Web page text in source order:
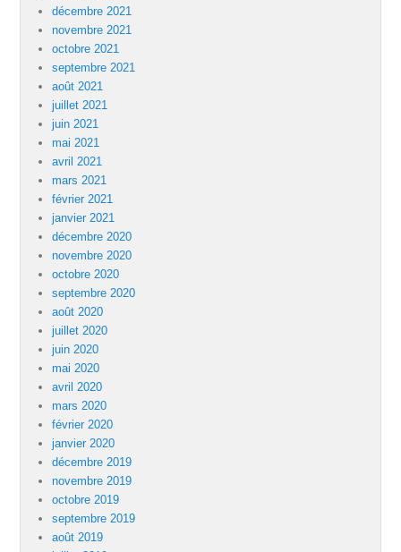
décembre 2021
novembre 2021
octobre 2021
septembre 2021
août 2021
juillet 2021
juin 2021
mai 2021
avril 2021
mars 2021
février 2021
janvier 2021
décembre 2020
novembre 2020
octobre 2020
septembre 2020
août 2020
juillet 2020
juin 2020
mai 2020
avril 2020
mars 2020
février 2020
janvier 2020
décembre 2019
novembre 2019
octobre 2019
septembre 2019
août 2019